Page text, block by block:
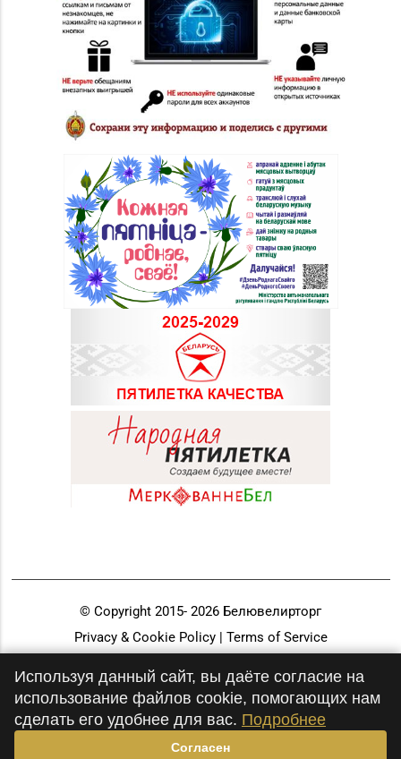
© Copyright 2015- 2026 Белювелирторг
Privacy & Cookie Policy | Terms of Service
Используя данный сайт, вы даёте согласие на
использование файлов cookie, помогающих нам
сделать его удобнее для вас. Подробнее
Согласен